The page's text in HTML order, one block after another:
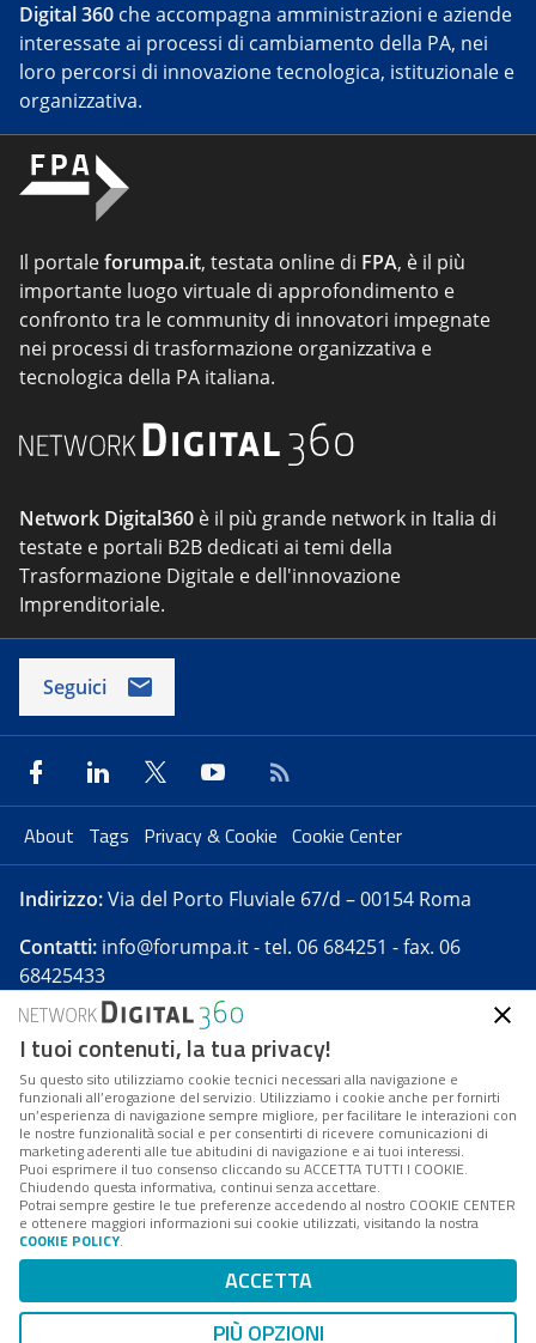
Digital 360 che accompagna amministrazioni e aziende
interessate ai processi di cambiamento della PA, nei
loro percorsi di innovazione tecnologica, istituzionale e
organizzativa.
Il portaleforumpa.it, testata online di FPA, è il più
importante luogo virtuale di approfondimento e
confronto tra le community di innovatori impegnate
nei processi di trasformazione organizzativa e
tecnologica della PA italiana.
Network Digital360 è il più grande network in Italia di
testate e portali B2B dedicati ai temi della
Trasformazione Digitale e dell'innovazione
Imprenditoriale.
Seguici
About Tags Privacy & Cookie Cookie Center
Indirizzo:Via del Porto Fluviale 67/d – 00154 Roma
Contatti: info@forumpa.it- tel. 06 684251 - fax. 06
68425433
Forumpa.itè una pubblicazione telematica iscritta
presso Registro della stampa del Tribunale di Roma -
Reg. n. 182 del 2 maggio 2008 - Direttore resp. Michela
Stentella
FPA s.r.l. è società soggetta a Direzione e
Coordinamento da parte di Digital360 S.p.A. - FPA s.r.l.
è un'azienda certificata per il sistema di management
Codice Fiscale/Partita IVA n. 10693191008 - R.E.A. Roma
n. 1249791. ISP AWS
Mappa del sito
I tuoi contenuti, la tua privacy!
Su questo sito utilizziamo cookie tecnici necessari alla navigazione e
funzionali all’erogazione del servizio. Utilizziamo i cookie anche per fornirti
un’esperienza di navigazione sempre migliore, per facilitare le interazioni con
le nostre funzionalità social e per consentirti di ricevere comunicazioni di
marketing aderenti alle tue abitudini di navigazione e ai tuoi interessi.
Puoi esprimere il tuo consenso cliccando su ACCETTA TUTTI I COOKIE.
Chiudendo questa informativa, continui senza accettare.
Potrai sempre gestire le tue preferenze accedendo al nostro COOKIE CENTER
e ottenere maggiori informazioni sui cookie utilizzati, visitando la nostra
COOKIE POLICY.
ACCETTA
PIÙ OPZIONI